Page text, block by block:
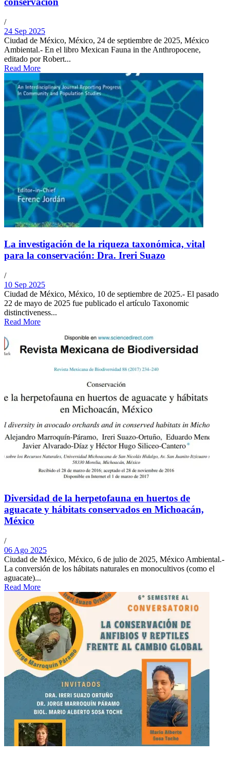
/
24 Sep 2025
Ciudad de México, México, 24 de septiembre de 2025, México
Ambiental.- En el libro Mexican Fauna in the Anthropocene,
editado por Robert...
Read More
La investigación de la riqueza taxonómica, vital
para la conservación: Dra. Ireri Suazo
/
10 Sep 2025
Ciudad de México, México, 10 de septiembre de 2025.- El pasado
22 de mayo de 2025 fue publicado el artículo Taxonomic
distinctiveness...
Read More
Diversidad de la herpetofauna en huertos de
aguacate y hábitats conservados en Michoacán,
México
/
06 Ago 2025
Ciudad de México, México, 6 de julio de 2025, México Ambiental.-
La conversión de los hábitats naturales en monocultivos (como el
aguacate)...
Read More